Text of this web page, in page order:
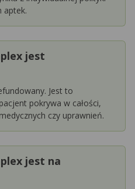
aptek.
jest
Jest to
pokrywa w całości,
czy uprawnień.
jest na